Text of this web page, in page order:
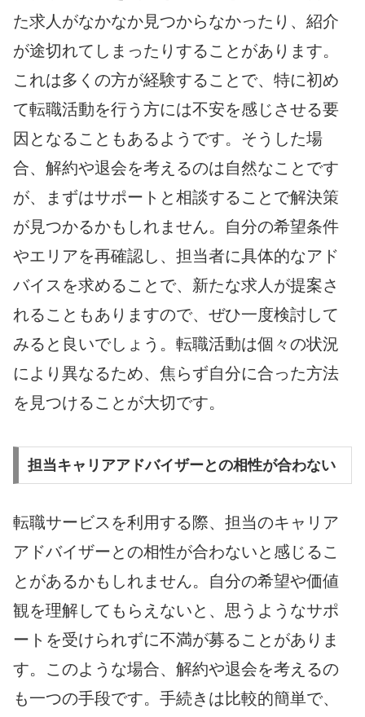
た求人がなかなか見つからなかったり、紹介
が途切れてしまったりすることがあります。
これは多くの方が経験することで、特に初め
て転職活動を行う方には不安を感じさせる要
因となることもあるようです。そうした場
合、解約や退会を考えるのは自然なことです
が、まずはサポートと相談することで解決策
が見つかるかもしれません。自分の希望条件
やエリアを再確認し、担当者に具体的なアド
バイスを求めることで、新たな求人が提案さ
れることもありますので、ぜひ一度検討して
みると良いでしょう。転職活動は個々の状況
により異なるため、焦らず自分に合った方法
を見つけることが大切です。
担当キャリアアドバイザーとの相性が合わない
転職サービスを利用する際、担当のキャリア
アドバイザーとの相性が合わないと感じるこ
とがあるかもしれません。自分の希望や価値
観を理解してもらえないと、思うようなサポ
ートを受けられずに不満が募ることがありま
す。このような場合、解約や退会を考えるの
も一つの手段です。手続きは比較的簡単で、